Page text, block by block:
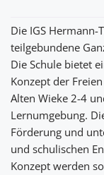
Die IGS
teilgebundene
Die Schule bietet
Konzept der
Alten Wieke 2-4
Lernumgebung.
Förderung und
und schulischen
Konzept werden